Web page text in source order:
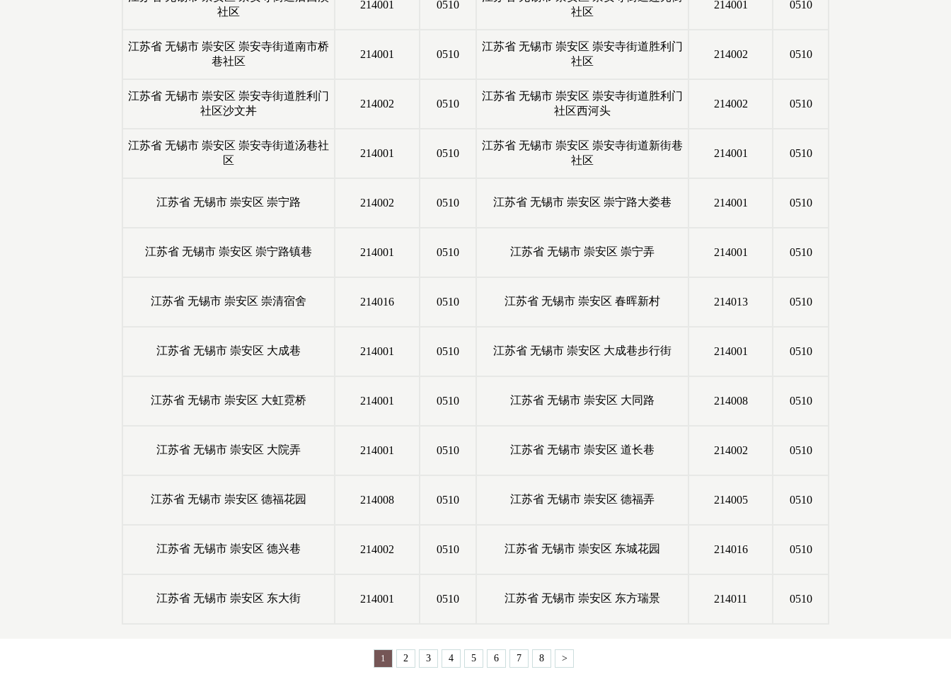
社区
214001 0510
社区
214001 0510
江苏省 无锡市 崇安区 崇安寺街道南市桥
巷社区
214001 0510
江苏省 无锡市 崇安区 崇安寺街道胜利门
社区
214002 0510
江苏省 无锡市 崇安区 崇安寺街道胜利门
社区沙文丼
214002 0510
江苏省 无锡市 崇安区 崇安寺街道胜利门
社区西河头
214002 0510
江苏省 无锡市 崇安区 崇安寺街道汤巷社
区
214001 0510
江苏省 无锡市 崇安区 崇安寺街道新街巷
社区
214001 0510
江苏省 无锡市 崇安区 崇宁路 214002 0510 江苏省 无锡市 崇安区 崇宁路大娄巷 214001 0510
江苏省 无锡市 崇安区 崇宁路镇巷 214001 0510 江苏省 无锡市 崇安区 崇宁弄 214001 0510
江苏省 无锡市 崇安区 崇清宿舍 214016 0510 江苏省 无锡市 崇安区 春晖新村 214013 0510
江苏省 无锡市 崇安区 大成巷 214001 0510 江苏省 无锡市 崇安区 大成巷步行街 214001 0510
江苏省 无锡市 崇安区 大虹霓桥 214001 0510 江苏省 无锡市 崇安区 大同路 214008 0510
江苏省 无锡市 崇安区 大院弄 214001 0510 江苏省 无锡市 崇安区 道长巷 214002 0510
江苏省 无锡市 崇安区 德福花园 214008 0510 江苏省 无锡市 崇安区 德福弄 214005 0510
江苏省 无锡市 崇安区 德兴巷 214002 0510 江苏省 无锡市 崇安区 东城花园 214016 0510
江苏省 无锡市 崇安区 东大街 214001 0510 江苏省 无锡市 崇安区 东方瑞景 214011 0510
1 2 3 4 5 6 7 8 >